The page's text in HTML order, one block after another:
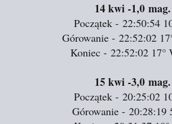
14 kwi -1,0 mag.
Początek - 22:50:54
Górowanie - 22:52:02
Koniec - 22:52:02 17°
15 kwi -3,0 mag.
Początek - 20:25:02
Górowanie - 20:28:19